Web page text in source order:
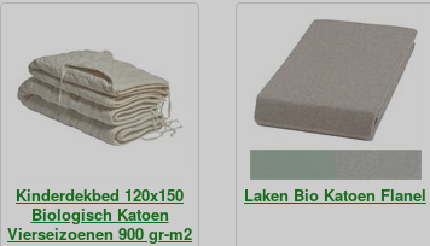
Kinderdekbed 120x150
Biologisch Katoen
Vierseizoenen 900 gr-m2
Laken Bio Katoen Flanel